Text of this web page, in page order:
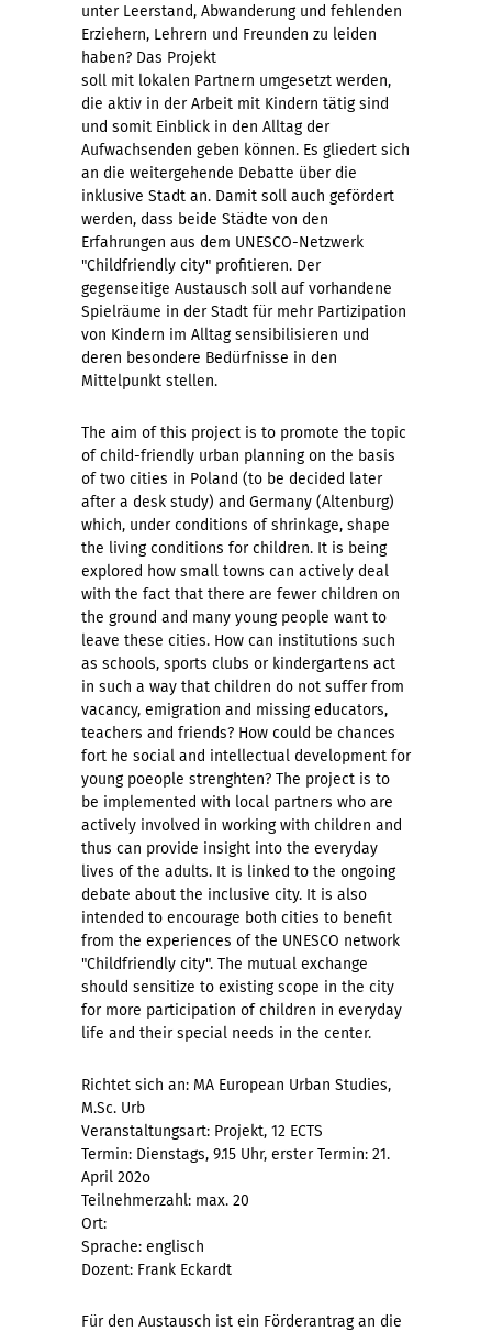
unter Leerstand, Abwanderung und fehlenden
Erziehern, Lehrern und Freunden zu leiden
haben? Das Projekt
soll mit lokalen Partnern umgesetzt werden,
die aktiv in der Arbeit mit Kindern tätig sind
und somit Einblick in den Alltag der
Aufwachsenden geben können. Es gliedert sich
an die weitergehende Debatte über die
inklusive Stadt an. Damit soll auch gefördert
werden, dass beide Städte von den
Erfahrungen aus dem UNESCO-Netzwerk
"Childfriendly city" profitieren. Der
gegenseitige Austausch soll auf vorhandene
Spielräume in der Stadt für mehr Partizipation
von Kindern im Alltag sensibilisieren und
deren besondere Bedürfnisse in den
Mittelpunkt stellen.
The aim of this project is to promote the topic
of child-friendly urban planning on the basis
of two cities in Poland (to be decided later
after a desk study) and Germany (Altenburg)
which, under conditions of shrinkage, shape
the living conditions for children. It is being
explored how small towns can actively deal
with the fact that there are fewer children on
the ground and many young people want to
leave these cities. How can institutions such
as schools, sports clubs or kindergartens act
in such a way that children do not suffer from
vacancy, emigration and missing educators,
teachers and friends? How could be chances
fort he social and intellectual development for
young poeople strenghten? The project is to
be implemented with local partners who are
actively involved in working with children and
thus can provide insight into the everyday
lives of the adults. It is linked to the ongoing
debate about the inclusive city. It is also
intended to encourage both cities to benefit
from the experiences of the UNESCO network
"Childfriendly city". The mutual exchange
should sensitize to existing scope in the city
for more participation of children in everyday
life and their special needs in the center.
Richtet sich an: MA European Urban Studies,
M.Sc. Urb
Veranstaltungsart: Projekt, 12 ECTS
Termin: Dienstags, 9.15 Uhr, erster Termin: 21.
April 202o
Teilnehmerzahl: max. 20
Ort:
Sprache: englisch
Dozent: Frank Eckardt
Für den Austausch ist ein Förderantrag an die